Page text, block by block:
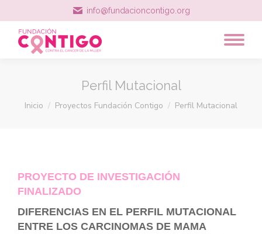
info@fundacioncontigo.org
Perfil Mutacional
Estás aquí:
Inicio Proyectos Fundación Contigo Perfil Mutacional
PROYECTO DE INVESTIGACIÓN
FINALIZADO
DIFERENCIAS EN EL PERFIL MUTACIONAL
ENTRE LOS CARCINOMAS DE MAMA